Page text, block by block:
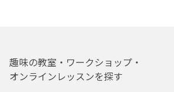
趣味の教室・ワークショップ・
オンラインレッスンを探す